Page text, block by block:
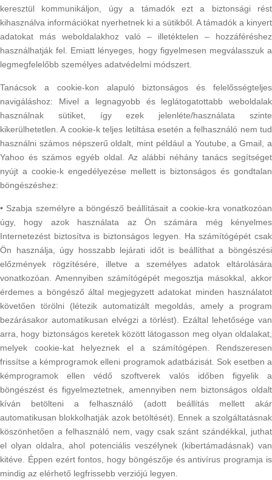
keresztül kommunikáljon, úgy a támadók ezt a biztonsági rést
kihasználva információkat nyerhetnek ki a sütikből. A támadók a kinyert
adatokat más weboldalakhoz való – illetéktelen – hozzáféréshez
használhatják fel. Emiatt lényeges, hogy figyelmesen megválasszuk a
legmegfelelőbb személyes adatvédelmi módszert.
Tanácsok a cookie-kon alapuló biztonságos és felelősségteljes
navigáláshoz: Mivel a legnagyobb és leglátogatottabb weboldalak
használnak sütiket, így ezek jelenléte/használata szinte
kikerülhetetlen. A cookie-k teljes letiltása esetén a felhasználó nem tud
használni számos népszerű oldalt, mint például a Youtube, a Gmail, a
Yahoo és számos egyéb oldal. Az alábbi néhány tanács segítséget
nyújt a cookie-k engedélyezése mellett is biztonságos és gondtalan
böngészéshez:
• Szabja személyre a böngésző beállításait a cookie-kra vonatkozóan
úgy, hogy azok használata az Ön számára még kényelmes
Internetezést biztosítva is biztonságos legyen. Ha számítógépét csak
Ön használja, úgy hosszabb lejárati időt is beállíthat a böngészési
előzmények rögzítésére, illetve a személyes adatok eltárolására
vonatkozóan. Amennyiben számítógépét megosztja másokkal, akkor
érdemes a böngésző által megjegyzett adatokat minden használatot
követően törölni (létezik automatizált megoldás, amely a program
bezárásakor automatikusan elvégzi a törlést). Ezáltal lehetősége van
arra, hogy biztonságos keretek között látogasson meg olyan oldalakat,
melyek cookie-kat helyeznek el a számítógépen. Rendszeresen
frissítse a kémprogramok elleni programok adatbázisát. Sok esetben a
kémprogramok ellen védő szoftverek valós időben figyelik a
böngészést és figyelmeztetnek, amennyiben nem biztonságos oldalt
kíván betölteni a felhasználó (adott beállítás mellett akár
automatikusan blokkolhatják azok betöltését). Ennek a szolgáltatásnak
köszönhetően a felhasználó nem, vagy csak szánt szándékkal, juthat
el olyan oldalra, ahol potenciális veszélynek (kibertámadásnak) van
kitéve. Éppen ezért fontos, hogy böngészője és antivírus programja is
mindig az elérhető legfrissebb verziójú legyen.